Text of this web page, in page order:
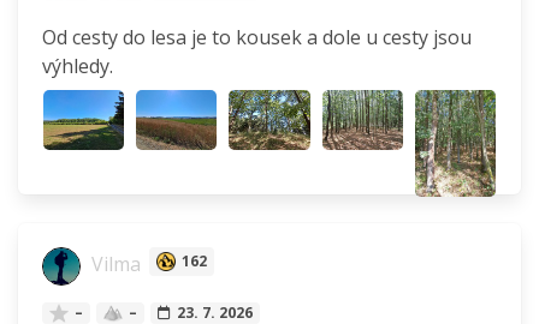
Od cesty do lesa je to kousek a dole u cesty jsou
výhledy.
Vilma 162
– – 23. 7. 2026